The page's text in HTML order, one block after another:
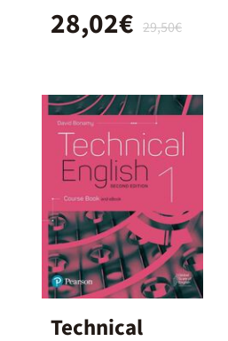
29,50€
28,02€
Technical